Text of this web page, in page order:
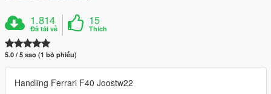
1.814
Đã tải về
15
Thích
5.0 / 5 sao (1 bỏ phiếu)
Handling Ferrari F40 Joostw22